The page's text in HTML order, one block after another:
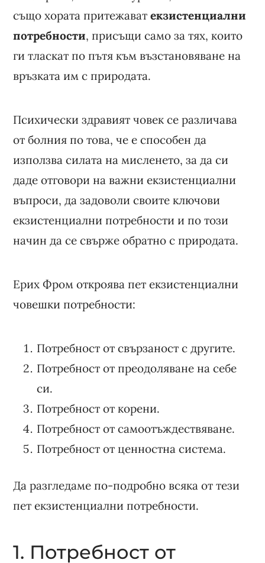
също хората притежаватекзистенциални
потребности, присъщи само за тях, които
ги тласкат по пътя към възстановяване на
връзката им с природата.
Психически здравият човек се различава
от болния по това, че е способен да
използва силата на мисленето, за да си
даде отговори на важни екзистенциални
въпроси, да задоволи своите ключови
екзистенциални потребности и по този
начин да се свърже обратно с природата.
Ерих Фром откроява пет екзистенциални
човешки потребности:
Потребност от свързаност с другите.
Потребност от преодоляване на себе
си.
Потребност от корени.
Потребност от самоотъждествяване.
Потребност от ценностна система.
Да разгледаме по-подробно всяка от тези
пет екзистенциални потребности.
1. Потребност от